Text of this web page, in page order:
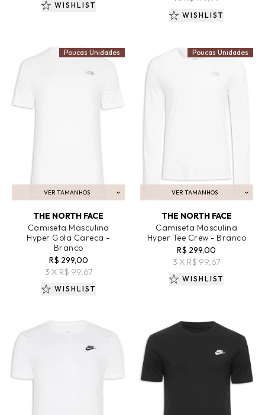
WISHLIST
WISHLIST
VER TAMANHOS
ADICIONAR AO CARRINHO
THE NORTH FACE
Camiseta Masculina
Hyper Gola Careca -
Branco
R$ 299,00
3 X R$ 99,67
Poucas Unidades
WISHLIST
VER TAMANHOS
ADICIONAR AO CARRINHO
THE NORTH FACE
Camiseta Masculina
Hyper Tee Crew - Branco
R$ 299,00
3 X R$ 99,67
Poucas Unidades
WISHLIST